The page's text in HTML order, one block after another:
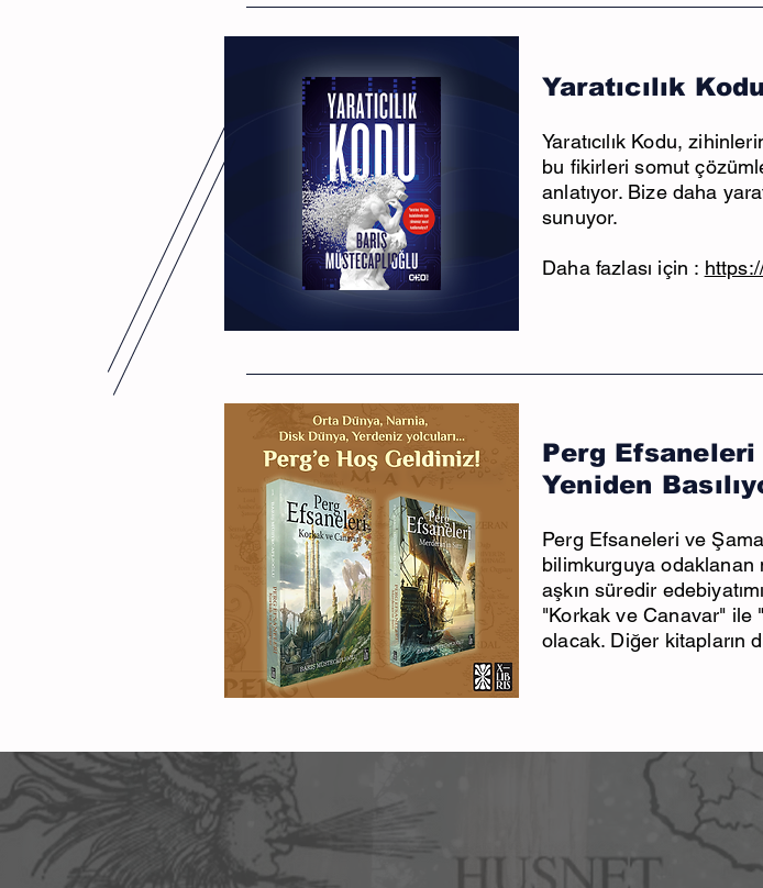
Yaratıcılık
Yaratıcılık Kodu,
bu fikirleri somut
anlatıyor. Bize daha
sunuyor.
Daha fazlası için :
Perg Efsaneleri
Yeniden
Perg Efsaneleri ve
bilimkurguya odaklanan
aşkın süredir
"Korkak ve Canavar" ile
olacak. Diğer kitapların